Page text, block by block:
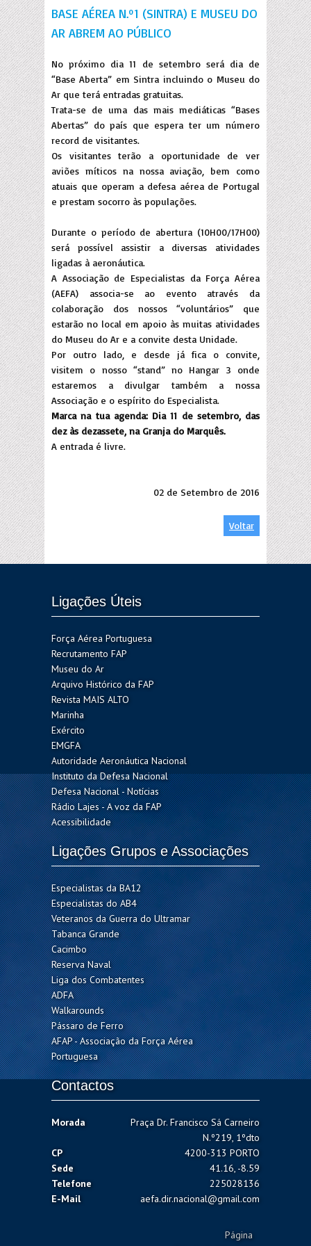
BASE AÉREA N.º1 (SINTRA) E MUSEU DO
AR ABREM AO PÚBLICO
No próximo dia 11 de setembro será dia de
“Base Aberta” em Sintra incluindo o Museu do
Ar que terá entradas gratuitas.
Trata-se de uma das mais mediáticas “Bases
Abertas” do país que espera ter um número
record de visitantes.
Os visitantes terão a oportunidade de ver
aviões míticos na nossa aviação, bem como
atuais que operam a defesa aérea de Portugal
e prestam socorro às populações.
Durante o período de abertura (10H00/17H00)
será possível assistir a diversas atividades
ligadas à aeronáutica.
A Associação de Especialistas da Força Aérea
(AEFA) associa-se ao evento através da
colaboração dos nossos “voluntários” que
estarão no local em apoio às muitas atividades
do Museu do Ar e a convite desta Unidade.
Por outro lado, e desde já fica o convite,
visitem o nosso “stand” no Hangar 3 onde
estaremos a divulgar também a nossa
Associação e o espírito do Especialista.
Marca na tua agenda: Dia 11 de setembro, das
dez às dezassete, na Granja do Marquês.
A entrada é livre.
02 de Setembro de 2016
Voltar
Ligações Úteis
Força Aérea Portuguesa
Recrutamento FAP
Museu do Ar
Arquivo Histórico da FAP
Revista MAIS ALTO
Marinha
Exército
EMGFA
Autoridade Aeronáutica Nacional
Instituto da Defesa Nacional
Defesa Nacional - Notícias
Rádio Lajes - A voz da FAP
Acessibilidade
Ligações Grupos e Associações
Especialistas da BA12
Especialistas do AB4
Veteranos da Guerra do Ultramar
Tabanca Grande
Cacimbo
Reserva Naval
Liga dos Combatentes
ADFA
Walkarounds
Pássaro de Ferro
AFAP - Associação da Força Aérea
Portuguesa
Contactos
Morada
Praça Dr. Francisco Sá Carneiro
N.º219, 1ºdto
CP
4200-313 PORTO
Sede
41.16, -8.59
Telefone
225028136
E-Mail
aefa.dir.nacional@gmail.com
Página